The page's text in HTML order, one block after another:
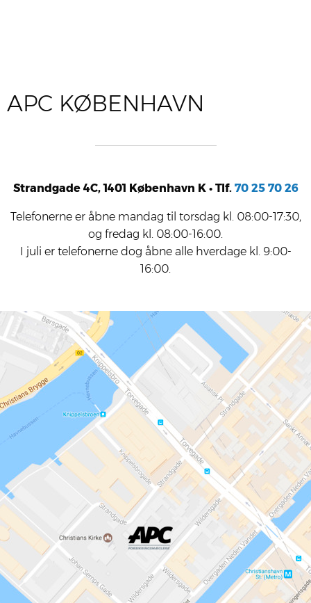
APC KØBEN­HAVN
Strand­ga­de 4C, 1401 Køben­havn K • Tlf. 70 25 70 26
Tele­fo­ner­ne er åbne man­dag til tors­dag kl. 08:00-17:30,
og fre­dag kl. 08:00-16:00.
I juli er tele­fo­ner­ne dog åbne alle hver­da­ge kl. 9:00-
16:00.